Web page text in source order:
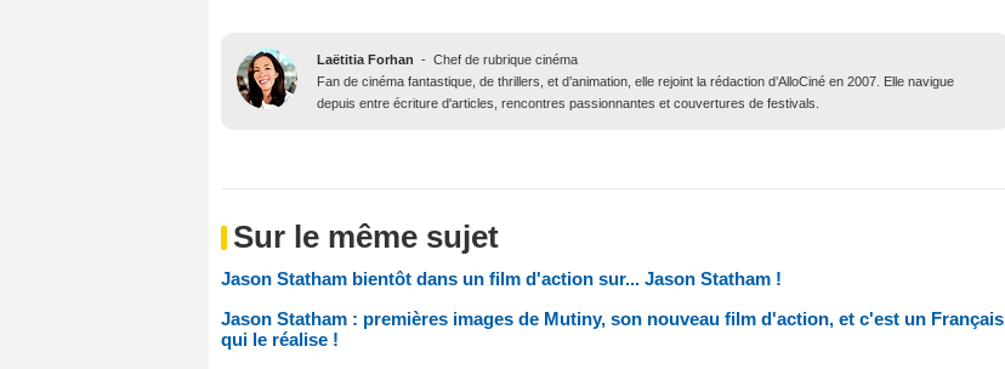
Laëtitia Forhan - Chef de rubrique cinéma
Fan de cinéma fantastique, de thrillers, et d’animation, elle rejoint la rédaction d’AlloCiné en 2007. Elle navigue
depuis entre écriture d'articles, rencontres passionnantes et couvertures de festivals.
Sur le même sujet
Jason Statham bientôt dans un film d'action sur... Jason Statham !
Jason Statham : premières images de Mutiny, son nouveau film d'action, et c'est un Français
qui le réalise !